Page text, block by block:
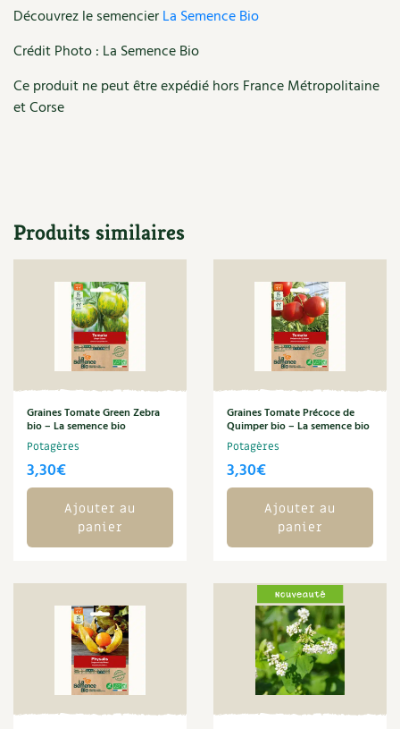
Soins et cosmétiques au naturel
Société et alternatives
Enfants
Actions pour la planète
Les 4 saisons
Carnets de saison
Compléments
Dossier4 saisons
Actualités
Conseils vidéo des
Secrets d’abonné
Tous au jardin ! avec Pascal
Découvrez le semencierLa Semence Bio
Crédit Photo : La Semence Bio
Ce produit ne peut être expédié hors France Métropolitaine
et Corse
Produits similaires
Graines Tomate Green Zebra
bio – La semence bio
Potagères
3,30€
Ajouter au
panier
Graines Tomate Précoce de
Quimper bio – La semence bio
Potagères
3,30€
Ajouter au
panier